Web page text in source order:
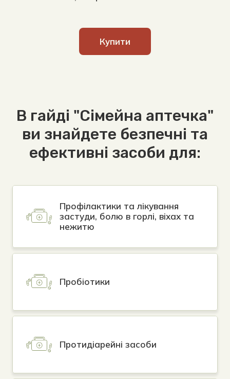
Купити
В гайді "Сімейна аптечка"
ви знайдете безпечні та
ефективні засоби для:
Профілактики та лікування
застуди, болю в горлі, віхах та
нежитю
Пробіотики
Протидіарейні засоби